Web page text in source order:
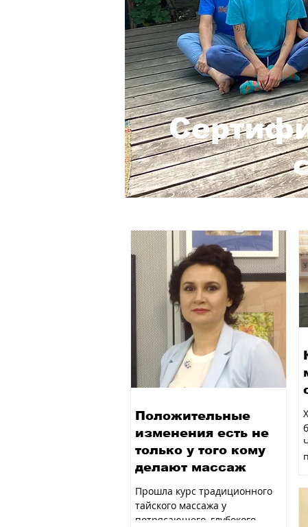
Положительные
изменения есть не
только у того кому
делают массаж
Прошла курс традиционного
тайского массажа у
потрясающего, глубокого,